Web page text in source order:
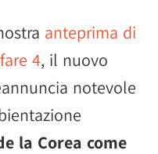
anteprima di
4, il nuovo
notevole
la Corea come